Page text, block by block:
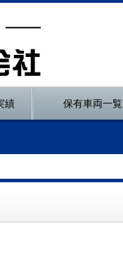
績 保有車両一覧